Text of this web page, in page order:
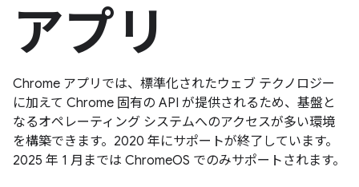
アプリ
Chrome アプリでは、標準化されたウェブ テクノロジー
に加えて Chrome 固有の API が提供されるため、基盤と
なるオペレーティング システムへのアクセスが多い環境
を構築できます。2020 年にサポートが終了しています。
2025 年 1 月までは ChromeOS でのみサポートされます。